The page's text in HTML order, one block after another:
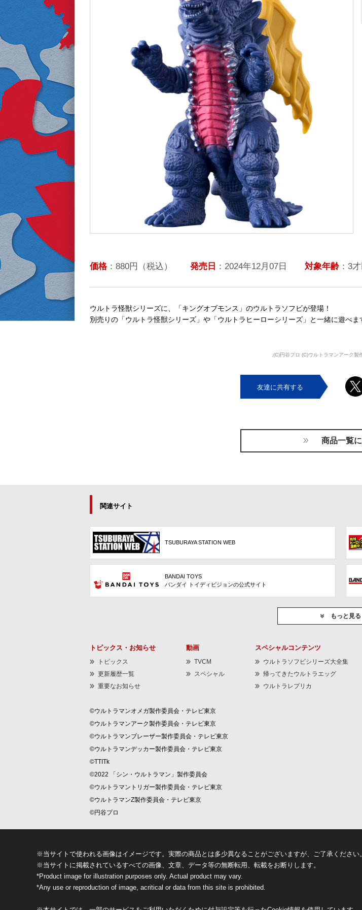
価格：880円（税込） 発売日 ：2024年12月07日 対象年齢：3
ウルトラ怪獣シリーズに、「キングオブモンス」のウルトラソフビが登場！
別売りの「ウルトラ怪獣シリーズ」や「ウルトラヒーローシリーズ」と一緒に遊べま
,(C)円谷プロ (C)ウルトラマンアーク製
友達に共有する
商品一覧
関連サイト
TSUBURAYA STATION WEB
BANDAI TOYS
バンダイ トイディビジョンの公式サイト
もっと見る
トピックス・お知らせ
トピックス
更新履歴一覧
重要なお知らせ
動画
TVCM
スペシャル
スペシャルコンテンツ
ウルトラソフビシリーズ大全集
帰ってきたウルトラエッグ
ウルトラレプリカ
©ウルトラマンオメガ製作委員会・テレビ東京
©ウルトラマンアーク製作委員会・テレビ東京
©ウルトラマンブレーザー製作委員会・テレビ東京
©ウルトラマンデッカー製作委員会・テレビ東京
©TTITk
©2022 「シン・ウルトラマン」製作委員会
©ウルトラマントリガー製作委員会・テレビ東京
©ウルトラマンZ製作委員会・テレビ東京
©円谷プロ
※当サイトで使われる画像はイメージです。実際の商品とは多少異なることがございますが、ご了承ください。
※当サイトに掲載されているすべての画像、文章、データ等の無断転用、転載をお断りします。
*Product image for illustration purposes only. Actual product may vary.
*Any use or reproduction of image, acritical or data from this site is prohibited.